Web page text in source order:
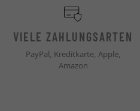
VIELE ZAHLUNGSARTEN
PayPal, Kreditkarte, Apple,
Amazon